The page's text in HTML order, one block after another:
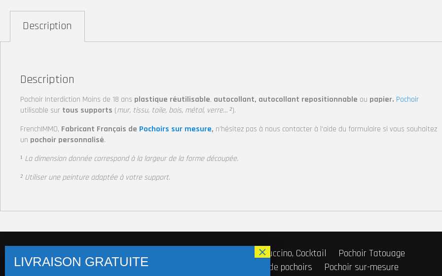
Description
Description
Pochoir Interdiction Moins de 18 ans plastique réutilisable, autocollant, autocollant repositionnable ou papier. Pochoir
utilisable sur tous supports (mur, tissu, toile, bois, métal, verre… ²).
FrenchIMMO, Fabricant Français de Pochoirs sur mesure, n’hésitez pas à nous contacter à l’aide du formulaire si vous souhaitez
un pochoir personnalisé.
¹ La dimension donnée correspond à la largeurde la forme découpée.
² Utiliser une peinture adaptée à votre support.